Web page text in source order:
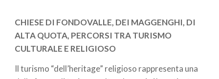
CHIESE DI FONDOVALLE, DEI MAGGENGHI, DI
ALTA QUOTA, PERCORSI TRA TURISMO
CULTURALE E RELIGIOSO
Il turismo “dell’heritage” religioso rappresenta una